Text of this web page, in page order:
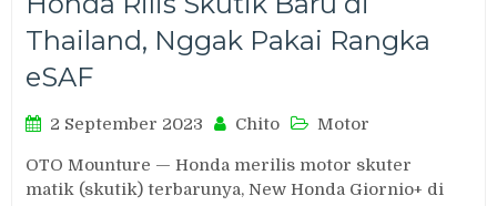
Thailand, Nggak Pakai Rangka
eSAF
2 September 2023 Chito Motor
OTO Mounture — Honda merilis motor skuter
matik (skutik) terbarunya, New Honda Giornio+ di